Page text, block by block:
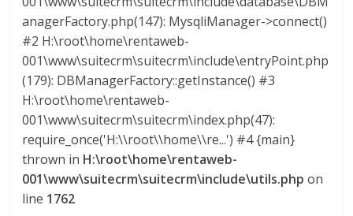
n
C
o
o
anagerFactory.php(147): MysqliManager->connect()
#2 H:\root\home\rentaweb-
001\www\suitecrm\suitecrm\include\entryPoint.php
(179): DBManagerFactory::getInstance() #3
H:\root\home\rentaweb-
001\www\suitecrm\suitecrm\index.php(47):
require_once('H:\\root\\home\\re...') #4 {main}
thrown in H:\root\home\rentaweb-
001\www\suitecrm\suitecrm\include\utils.php on
line 1762